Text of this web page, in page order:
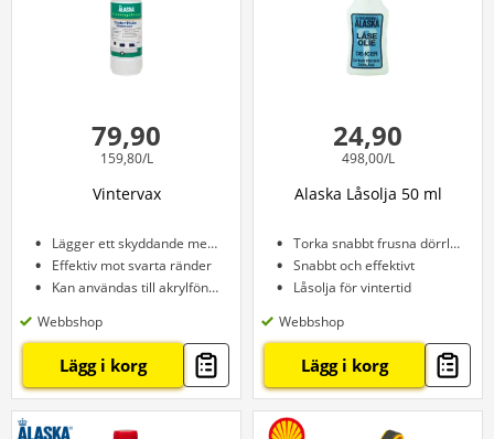
79,90
159,80/L
Vintervax
Lägger ett skyddande membran
Effektiv mot svarta ränder
Kan användas till akrylfönster
Webbshop
Lägg i korg
24,90
498,00/L
Alaska Låsolja 50 ml
Torka snabbt frusna dörrlås
Snabbt och effektivt
Låsolja för vintertid
Webbshop
Lägg i korg